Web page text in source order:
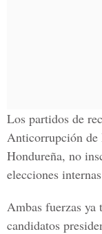
Los partidos de
Anticorrupción de
Hondureña, no
elecciones
Ambas fuerzas ya
candidatos